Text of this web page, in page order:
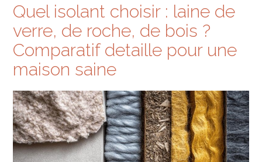
Quel isolant choisir : laine de
verre, de roche, de bois ?
Comparatif detaille pour une
maison saine